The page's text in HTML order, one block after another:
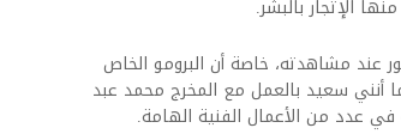
الإتجار بالبشر.
عند مشاهدته، خاصة أن البرومو الخاص
أنني سعيد بالعمل مع المخرج محمد عبد
في عدد من الأعمال الفنية الهامة.